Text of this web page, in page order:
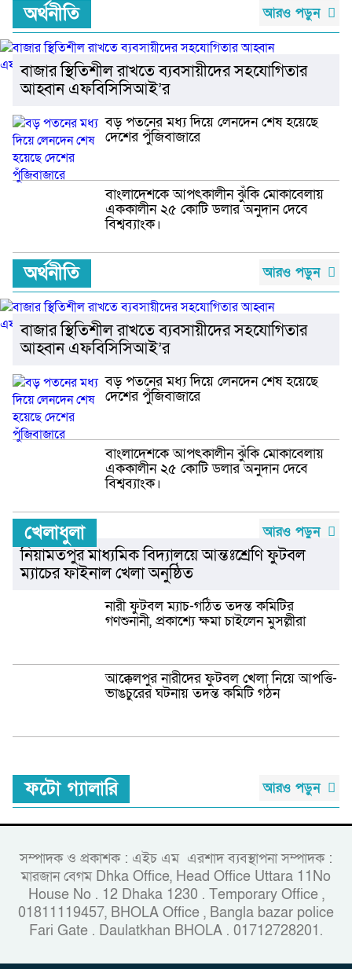
অর্থনীতি আরও পড়ুন
বাজার স্থিতিশীল রাখতে ব্যবসায়ীদের সহযোগিতার
আহ্বান এফবিসিসিআই’র
বড় পতনের মধ্য দিয়ে লেনদেন শেষ হয়েছে
দেশের পুঁজিবাজারে
বাংলাদেশকে আপৎকালীন ঝুঁকি মোকাবেলায়
এককালীন ২৫ কোটি ডলার অনুদান দেবে
বিশ্বব্যাংক।
অর্থনীতি আরও পড়ুন
বাজার স্থিতিশীল রাখতে ব্যবসায়ীদের সহযোগিতার
আহ্বান এফবিসিসিআই’র
বড় পতনের মধ্য দিয়ে লেনদেন শেষ হয়েছে
দেশের পুঁজিবাজারে
বাংলাদেশকে আপৎকালীন ঝুঁকি মোকাবেলায়
এককালীন ২৫ কোটি ডলার অনুদান দেবে
বিশ্বব্যাংক।
খেলাধুলা আরও পড়ুন
নিয়ামতপুর মাধ্যমিক বিদ্যালয়ে আন্তঃশ্রেণি ফুটবল
ম্যাচের ফাইনাল খেলা অনুষ্ঠিত
নারী ফুটবল ম্যাচ-গঠিত তদন্ত কমিটির
গণশুনানী, প্রকাশ্যে ক্ষমা চাইলেন মুসল্লীরা
আক্কেলপুর নারীদের ফুটবল খেলা নিয়ে আপত্তি-
ভাঙচুরের ঘটনায় তদন্ত কমিটি গঠন
ফটো গ্যালারি আরও পড়ুন
সম্পাদক ও প্রকাশক : এইচ এম এরশাদ ব্যবস্থাপনা সম্পাদক :
মারজান বেগম Dhka Office, Head Office Uttara 11No
House No . 12 Dhaka 1230 . Temporary Office ,
01811119457, BHOLA Office , Bangla bazar police
Fari Gate . Daulatkhan BHOLA . 01712728201.